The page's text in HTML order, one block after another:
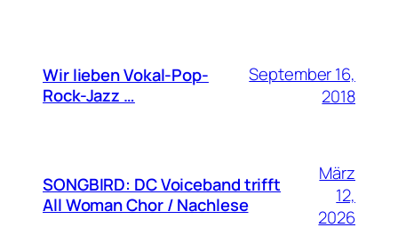
Wir lieben Vokal-Pop-
Rock-Jazz …
September 16,
2018
SONGBIRD: DC Voiceband trifft
All Woman Chor / Nachlese
März
12,
2026